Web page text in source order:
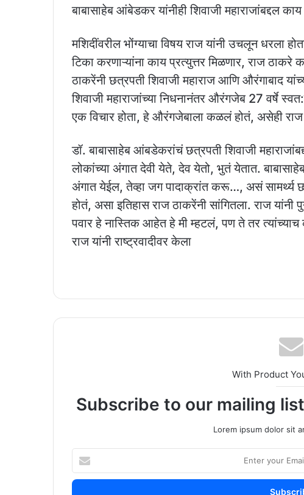
बाबासाहेब आंबेडकर यांनीही शिवाजी महाराजांबद्दल
मशिदींवरील भोंग्याचा विषय राज यांनी उचलून धरला
टिका करणाऱ्यांना काय प्रत्युत्तर मिळणार, राज ठाकरे
ठाकरेंनी छत्रपती शिवाजी महाराज आणि औरंगाबाद
शिवाजी महाराजांच्या निधनानंतर औरंगजेब 27 वर्षे
एक विचार होता, हे औरंगजेबाला कळलं होतं, असेही
डॉ. बाबासाहेब आंबडेकरांचं छत्रपती शिवाजी
लोकांच्या अंगात देवी येते, देव येतो, भुतं येतात.
अंगात येईल, तेव्हा जग पादाक्रांत करू…, असं सामर्थ्य
होतं, असा इतिहास राज ठाकरेंनी सांगितला. राज यांनी
पवार हे नास्तिक आहेत हे मी म्हटलं, पण ते तर
राज यांनी राष्ट्रवादीवर केला
With Product
Subscribe to our mailing
Lorem ipsum dolor sit
your
Email